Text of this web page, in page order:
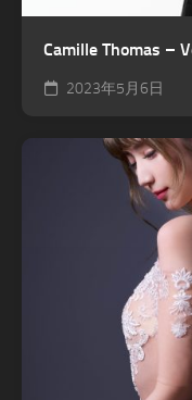
Camille Thomas –
2023年5月6日